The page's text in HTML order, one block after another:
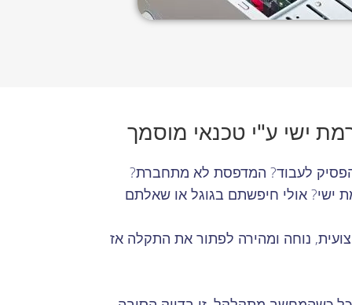
ישי ע"י טכנאי מוסמך
לעבוד? המדפסת לא מתחברת?
ישי? אולי חיפשתם בגוגל או שאלתם
נוחה ומהירה לפתור את התקלה אז